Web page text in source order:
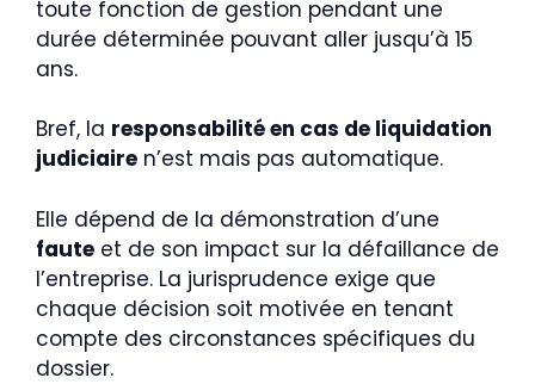
toute fonction de gestion pendant une
durée déterminée pouvant aller jusqu’à 15
ans.
Bref, la responsabilité en cas de liquidation
judiciaire n’est mais pas automatique.
Elle dépend de la démonstration d’une
faute et de son impact sur la défaillance de
l’entreprise. La jurisprudence exige que
chaque décision soit motivée en tenant
compte des circonstances spécifiques du
dossier.